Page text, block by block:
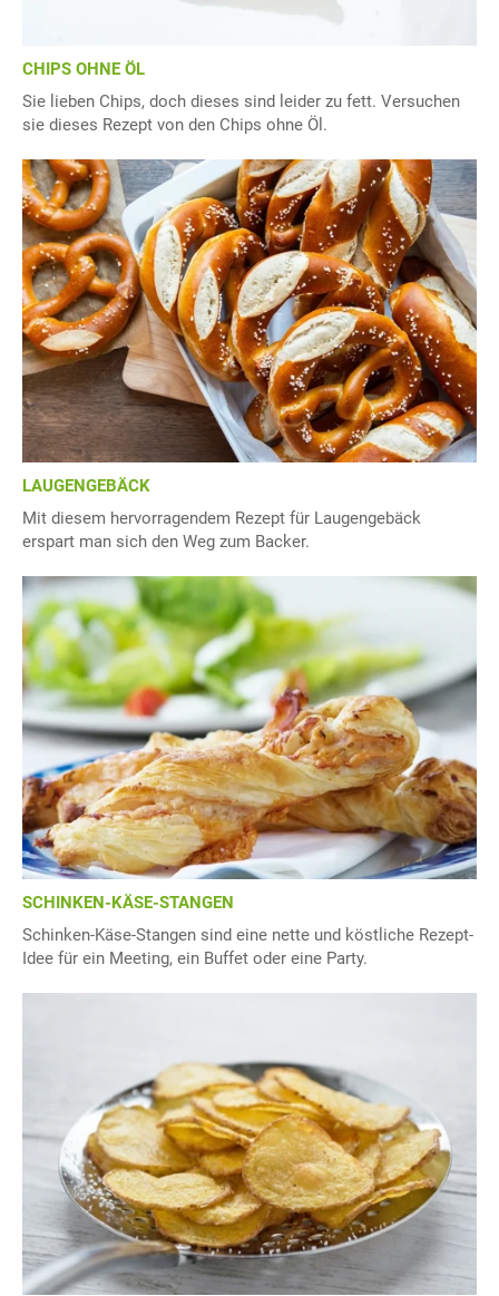
CHIPS OHNE ÖL
Sie lieben Chips, doch dieses sind leider zu fett. Versuchen
sie dieses Rezept von den Chips ohne Öl.
LAUGENGEBÄCK
Mit diesem hervorragendem Rezept für Laugengebäck
erspart man sich den Weg zum Backer.
SCHINKEN-KÄSE-STANGEN
Schinken-Käse-Stangen sind eine nette und köstliche Rezept-
Idee für ein Meeting, ein Buffet oder eine Party.